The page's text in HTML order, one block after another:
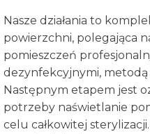
Nasze działania to
powierzchni, polegająca
pomieszczeń
dezynfekcyjnymi, metodą
Następnym etapem jest
potrzeby naświetlanie
celu całkowitej